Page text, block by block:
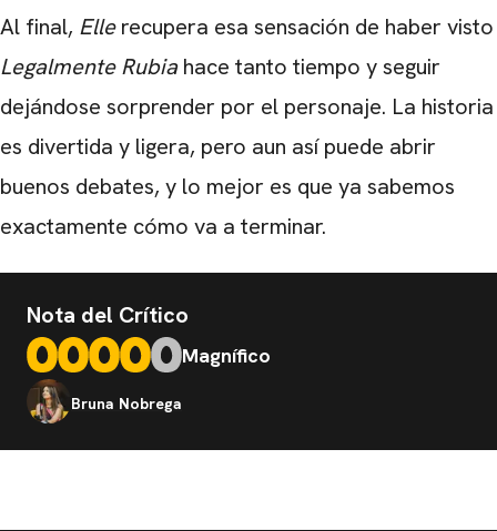
Al final, Ellerecupera esa sensación de haber visto
Legalmente Rubiahace tanto tiempo y seguir
dejándose sorprender por el personaje. La historia
es divertida y ligera, pero aun así puede abrir
buenos debates, y lo mejor es que ya sabemos
exactamente cómo va a terminar.
Nota del Crítico
Magnífico
Bruna Nobrega